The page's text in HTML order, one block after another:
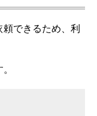
できるため、利